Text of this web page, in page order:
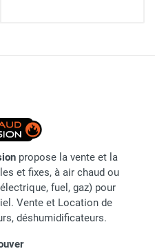
propose la vente et la
et fixes, à air chaud ou
fuel, gaz) pour
Vente et Location de
déshumidificateurs.